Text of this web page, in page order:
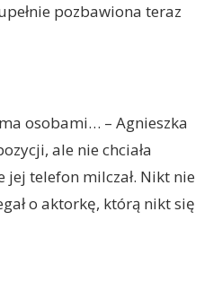
pozbawiona teraz
osobami… – Agnieszka
ale nie chciała
jej telefon milczał. Nikt nie
o aktorkę, którą nikt się